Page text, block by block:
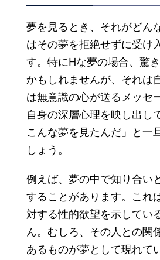
夢を見るとき、それがどん
はその夢を拒絶せずに受け
す。特にHな夢の場合、驚
かもしれませんが、それは
は無意識の心が送るメッセ
自身の深層心理を映し出し
こんな夢を見たんだ」と一
しょう。
例えば、夢の中で知り合い
することがあります。これ
対する性的欲望を示してい
ん。むしろ、その人との関
あるものが夢として現れて